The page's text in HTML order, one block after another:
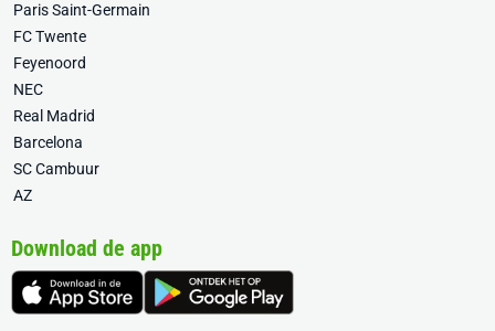
Paris Saint-Germain
FC Twente
Feyenoord
NEC
Real Madrid
Barcelona
SC Cambuur
AZ
Download de app